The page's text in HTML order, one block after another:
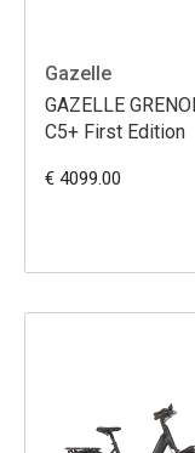
Gazelle
GAZELLE
C5+ First Edition
€ 4099.00